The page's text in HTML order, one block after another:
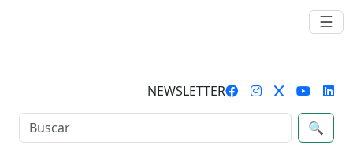
☰
NEWSLETTER
🔍